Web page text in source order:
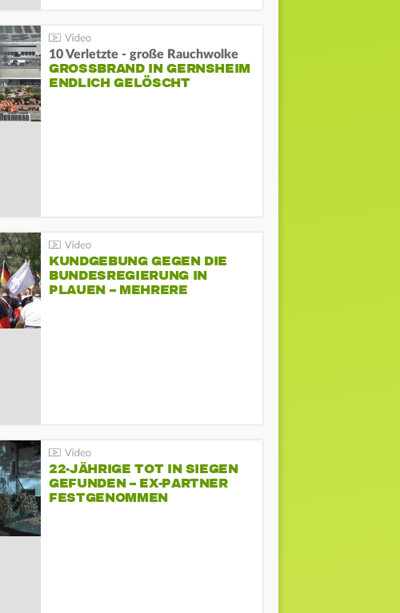
10 Verletzte - große Rauchwolke
GROSSBRAND IN GERNSHEIM E
NDLICH GELÖSCHT
KUNDGEBUNG GEGEN DIE
BUNDESREGIERUNG IN
PLAUEN – MEHRERE
22-JÄHRIGE TOT IN SIEGEN
GEFUNDEN – EX-PARTNER
FESTGENOMMEN